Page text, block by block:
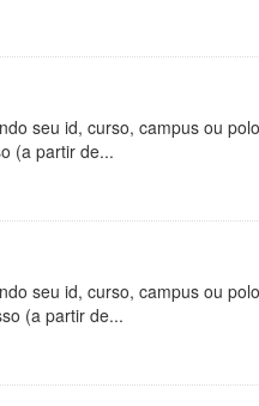
seu id, curso, campus ou
(a partir de...
seu id, curso, campus ou
(a partir de...